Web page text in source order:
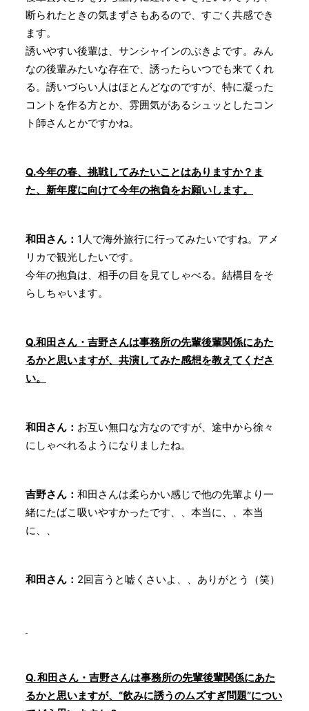
断られたときの気まずさもあるので、すごく共感でき
ます。
誘いやすい後輩は、サンシャインのぶきよです。みん
なの後輩みたいな存在で、誘ったらいつでも来てくれ
る。誘いづらい人はほとんどなのですが、特に凝った
コントを作る方とか、雰囲気があるシュッとしたコン
ト師さんとかですかね。
Q.今年の春、挑戦してみたいことはありますか？ま
た、新年度に向けて今年の抱負をお願いします。
和田さん： 1人で海外旅行に行ってみたいですね。アメ
リカで観光したいです。
今年の抱負は、相手の目を見てしゃべる。結構目をそ
らしちゃいます。
Q.和田さん・吉野さんは事務所の先輩後輩関係にあた
るかと思いますが、共演してみた感想を教えてくださ
い。
和田さん： お互い無口な方なのですが、途中から徐々
にしゃべれるようになりましたね。
吉野さん： 和田さんは柔らかい感じで他の先輩より一
緒にたばこ吸いやすかったです、、本当に、、本当
に、、
和田さん： 2回言うと嘘くさいよ、、ありがとう（笑）
Q. 和田さん・吉野さんは事務所の先輩後輩関係にあた
るかと思いますが、“飲みに誘うのムズすぎ問題”につい